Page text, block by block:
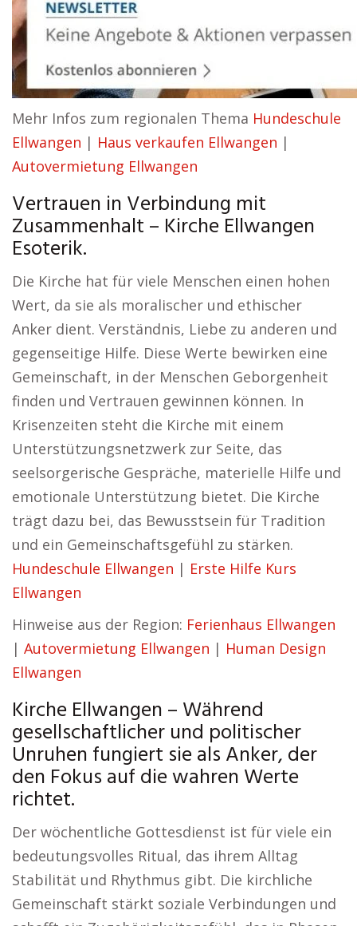
Mehr Infos zum regionalen Thema Hundeschule
Ellwangen | Haus verkaufen Ellwangen |
Autovermietung Ellwangen
Vertrauen in Verbindung mit
Zusammenhalt – Kirche Ellwangen
Esoterik.
Die Kirche hat für viele Menschen einen hohen
Wert, da sie als moralischer und ethischer
Anker dient. Verständnis, Liebe zu anderen und
gegenseitige Hilfe. Diese Werte bewirken eine
Gemeinschaft, in der Menschen Geborgenheit
finden und Vertrauen gewinnen können. In
Krisenzeiten steht die Kirche mit einem
Unterstützungsnetzwerk zur Seite, das
seelsorgerische Gespräche, materielle Hilfe und
emotionale Unterstützung bietet. Die Kirche
trägt dazu bei, das Bewusstsein für Tradition
und ein Gemeinschaftsgefühl zu stärken.
Hundeschule Ellwangen | Erste Hilfe Kurs
Ellwangen
Hinweise aus der Region: Ferienhaus Ellwangen
| Autovermietung Ellwangen | Human Design
Ellwangen
Kirche Ellwangen – Während
gesellschaftlicher und politischer
Unruhen fungiert sie als Anker, der
den Fokus auf die wahren Werte
richtet.
Der wöchentliche Gottesdienst ist für viele ein
bedeutungsvolles Ritual, das ihrem Alltag
Stabilität und Rhythmus gibt. Die kirchliche
Gemeinschaft stärkt soziale Verbindungen und